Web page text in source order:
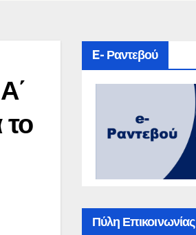
E- Ραντεβού
Πύλη Επικοινωνίας